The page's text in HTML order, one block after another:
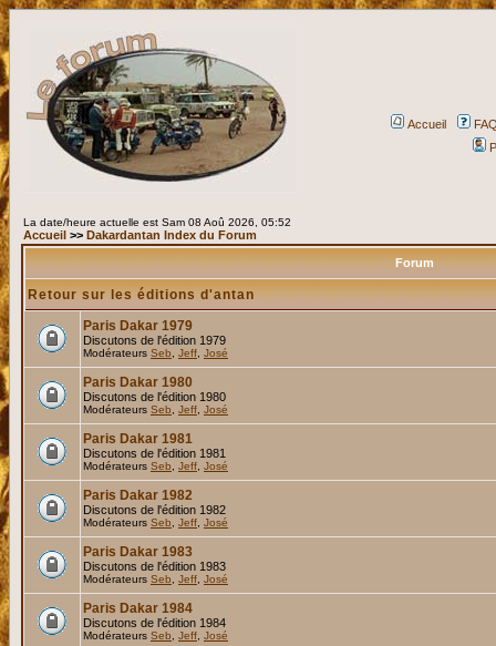
Accueil
La date/heure actuelle est Sam 08 Aoû 2026, 05:52
Accueil >> Dakardantan Index du Forum
Forum
Retour sur les éditions d'antan
Paris Dakar 1979
Discutons de l'édition 1979
Modérateurs Seb Jeff José
Paris Dakar 1980
Discutons de l'édition 1980
Modérateurs Seb Jeff José
Paris Dakar 1981
Discutons de l'édition 1981
Modérateurs Seb Jeff José
Paris Dakar 1982
Discutons de l'édition 1982
Modérateurs Seb Jeff José
Paris Dakar 1983
Discutons de l'édition 1983
Modérateurs Seb Jeff José
Paris Dakar 1984
Discutons de l'édition 1984
Modérateurs Seb Jeff José